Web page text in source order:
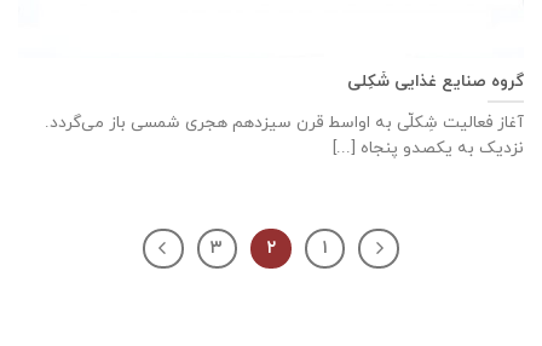
گروه صنایع غذایی شَکِلی
آغاز فعالیت شِکلّی به اواسط قرن سیزدهم هجری شمسی باز می‌گردد.
نزدیک به یکصدو پنجاه [...]
۱ ۲ ۳